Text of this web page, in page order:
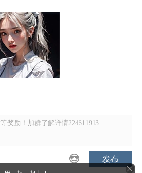
奖励！加群了解详情224611913
发布